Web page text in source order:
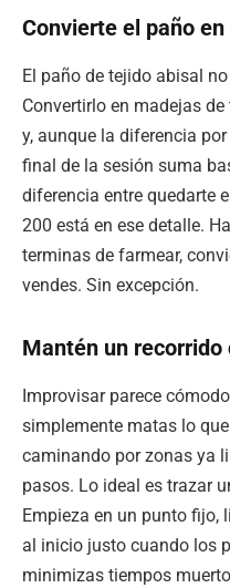
Convierte el paño
El paño de tejido abisal
Convertirlo en madejas
y, aunque la diferencia
final de la sesión suma
diferencia entre quedarte
200 está en ese detalle.
terminas de farmear,
vendes. Sin excepción.
Mantén un
Improvisar parece
simplemente matas lo
caminando por zonas ya
pasos. Lo ideal es trazar
Empieza en un punto fijo,
al inicio justo cuando los
minimizas tiempos